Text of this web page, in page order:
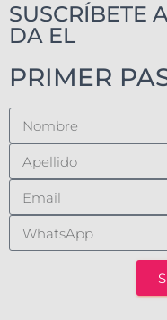
SUSCRÍBETE
DA EL
PRIMER